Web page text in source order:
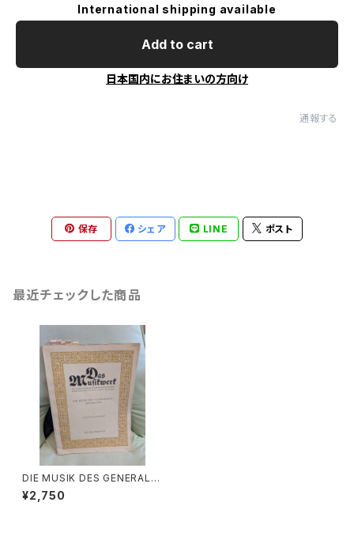
International shipping available
Add to cart
日本国内にお住まいの方向け
通報する
保存 シェア LINE ポスト
最近チェックした商品
DIE MUSIK DES GENERALB
ASS-ZEITALTERS【著書：GÜ
NTER HAUSSWALD】出版社：
¥2,750